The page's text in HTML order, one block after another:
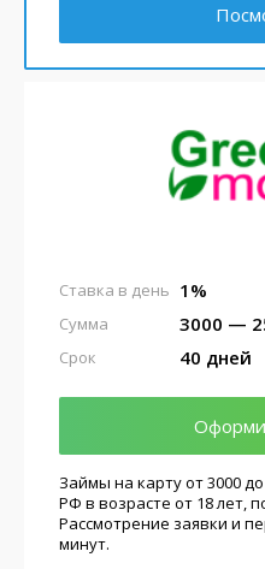
1%
Ставка в день
3000 —
Сумма
40 дней
Срок
Займы на карту от 3000
РФ в возрасте от 18 лет,
Рассмотрение заявки и
минут.